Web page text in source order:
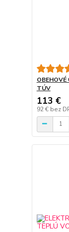
TÚV
113 €
92 € bez